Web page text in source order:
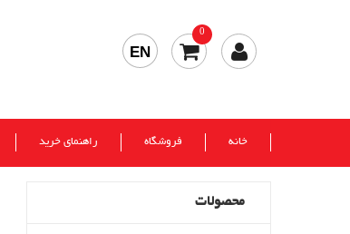
0
EN
خانه فروشگاه راهنمای خرید
محصولات